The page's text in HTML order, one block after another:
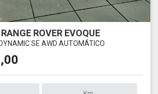
ROVER EVOQUE
SE AWD AUTOMÁTICO